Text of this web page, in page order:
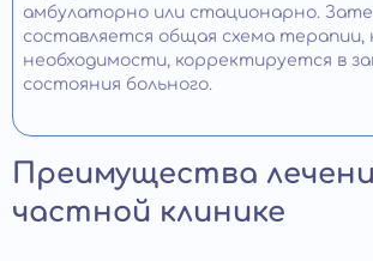
амбулаторно или стационарно.
составляется общая схема терапии,
необходимости, корректируется в
состояния больного.
Преимущества
частной клинике